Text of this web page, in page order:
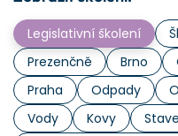
Legislativní školení
Prezenčně
Brno
Praha
Odpady
Vody
Kovy